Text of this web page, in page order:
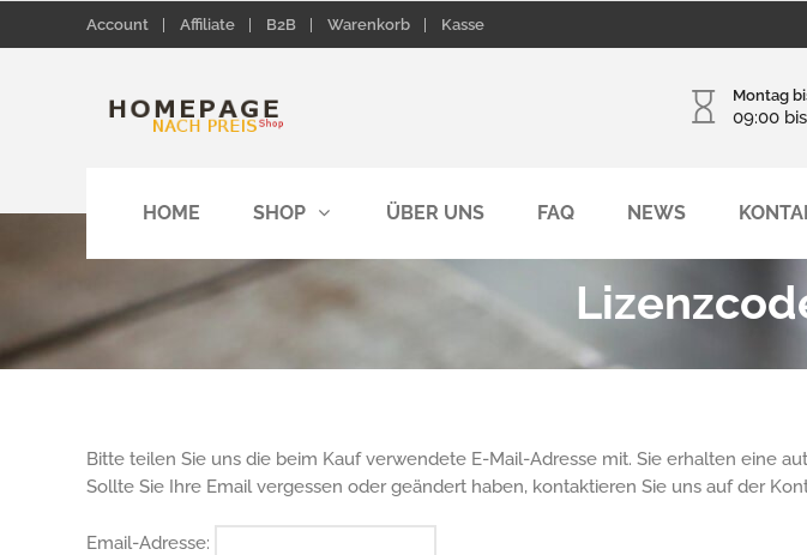
Account Affiliate B2B Warenkorb Kasse
Montag
09:00
HOME SHOP ÜBER UNS FAQ NEWS
Bitte teilen Sie uns die beim Kauf verwendete E-Mail-Adresse mit. Sie erhalten eine
Sollte Sie Ihre Email vergessen oder geändert haben, kontaktieren Sie uns auf der
Email-Adresse: